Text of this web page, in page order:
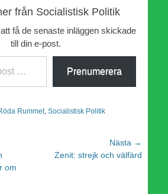
från Socialistisk Politik
få de senaste inläggen skickade
till din e-post.
Prenumerera
Rummet, Socialistisk Politik
om
Nästa →
NästaZenit: strejk och välfärd